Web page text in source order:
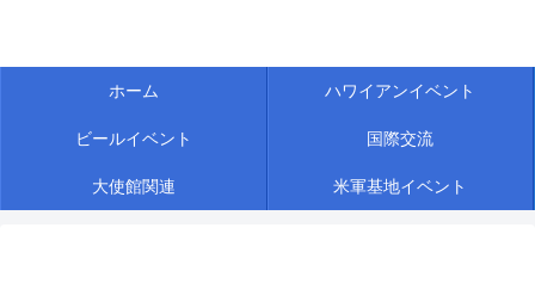
ホーム ハワイアンイベント
ビールイベント 国際交流
大使館関連 米軍基地イベント